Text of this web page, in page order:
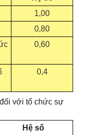
1,00
0,80
0,60
0,4
với tổ chức sự
Hệ số